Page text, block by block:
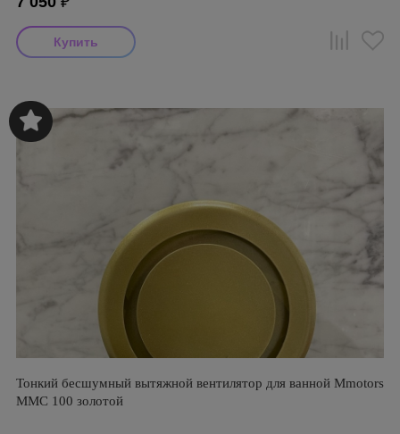
Тонкий бесшумный вытяжной вентилятор для ванной Mmotors
ММC 100 золотой